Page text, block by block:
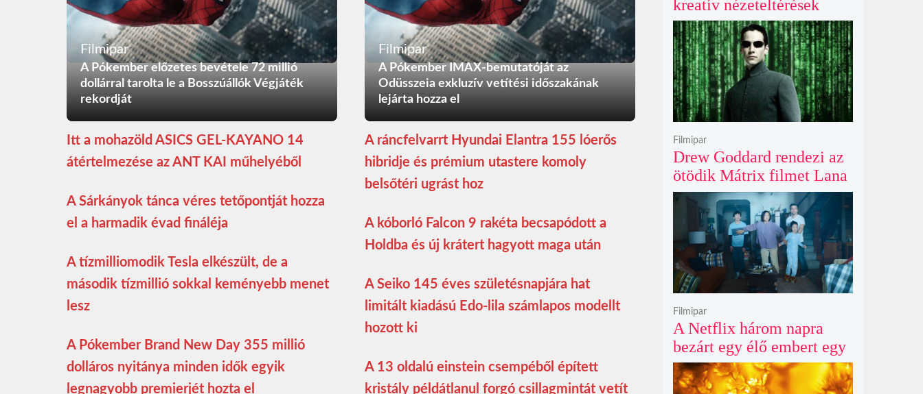
Filmipar
A Pókember előzetes bevétele 72 millió
dollárral tarolta le a Bosszúállók Végjáték
rekordját
Itt a mohazöld ASICS GEL-KAYANO 14
átértelmezése az ANT KAI műhelyéből
A Sárkányok tánca véres tetőpontját hozza
el a harmadik évad fináléja
A tízmilliomodik Tesla elkészült, de a
második tízmillió sokkal keményebb menet
lesz
A Pókember Brand New Day 355 millió
dolláros nyitánya minden idők egyik
legnagyobb premierjét hozta el
Filmipar
A Pókember IMAX-bemutatóját az
Odüsszeia exkluzív vetítési időszakának
lejárta hozza el
A ráncfelvarrt Hyundai Elantra 155 lóerős
hibridje és prémium utastere komoly
belsőtéri ugrást hoz
A kóborló Falcon 9 rakéta becsapódott a
Holdba és új krátert hagyott maga után
A Seiko 145 éves születésnapjára hat
limitált kiadású Edo-lila számlapos modellt
hozott ki
A 13 oldalú einstein csempéből épített
kristály példátlanul forgó csillagmintát vetít
kreatív nézeteltérések
miatt távozik Gareth
Edwards, új rendezőt keres
a Jurassic World 5
Drew Goddard rendezi az
ötödik Mátrix filmet Lana
Wachowski produceri
felügyelete mellett, és
egyre nagyobb a remény
Keanu Reeves
visszatérésére
Filmipar
A Netflix három napra
bezárt egy élő embert egy
óriásplakátba az új
horrorfilmje kedvéért
Filmipar